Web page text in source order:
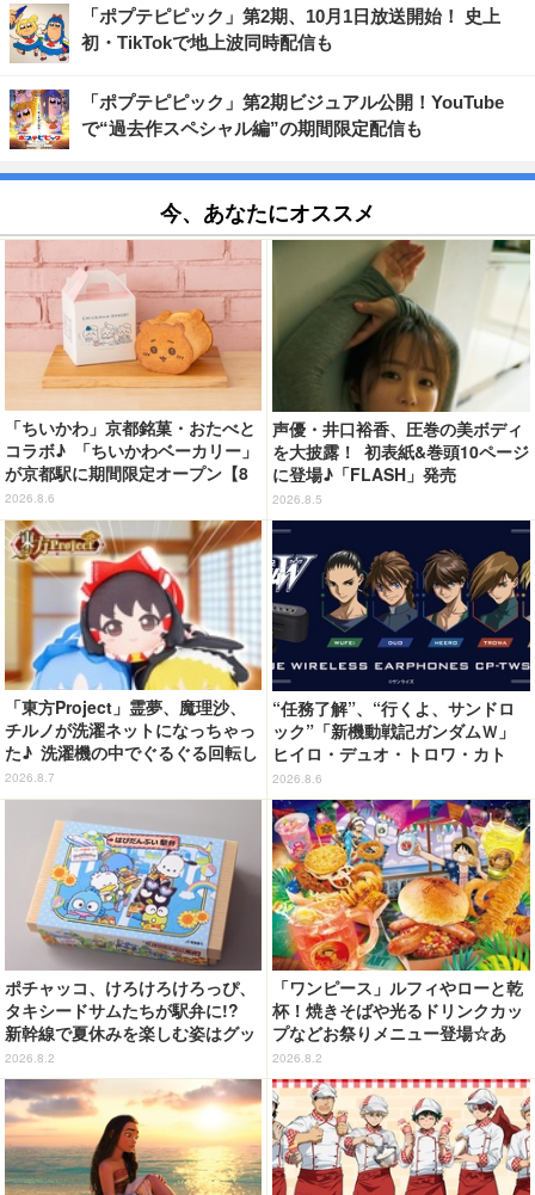
「ポプテピピック」第2期、10月1日放送開始！ 史上
初・TikTokで地上波同時配信も
「ポプテピピック」第2期ビジュアル公開！YouTube
で“過去作スペシャル編”の期間限定配信も
今、あなたにオススメ
「ちいかわ」京都銘菓・おたべと
コラボ♪ 「ちいかわベーカリー」
が京都駅に期間限定オープン【8
月13日～】
2026.8.6
声優・井口裕香、圧巻の美ボディ
を大披露！ 初表紙&巻頭10ページ
に登場♪「FLASH」発売
2026.8.5
「東方Project」霊夢、魔理沙、
チルノが洗濯ネットになっちゃっ
た♪ 洗濯機の中でぐるぐる回転し
続ける姿を思わず眺めたくなっち
ゃう!?
2026.8.7
“任務了解”、“行くよ、サンドロ
ック”「新機動戦記ガンダムＷ」
ヒイロ・デュオ・トロワ・カト
ル・五飛の声がする…！ 新規録
り下ろしボイス搭載のワイヤレス
イヤホンが登場
2026.8.6
ポチャッコ、けろけろけろっぴ、
タキシードサムたちが駅弁に!?
新幹線で夏休みを楽しむ姿はグッ
ズに☆「はぴだんぶい」JR東海と
コラボ企画
2026.8.2
「ワンピース」ルフィやローと乾
杯！焼きそばや光るドリンクカッ
プなどお祭りメニュー登場☆あ
の“麦わら帽子”もグッズ化!? 【U
SJ「ワンピース・プレミア・サマ
ー」が開幕】
2026.8.2